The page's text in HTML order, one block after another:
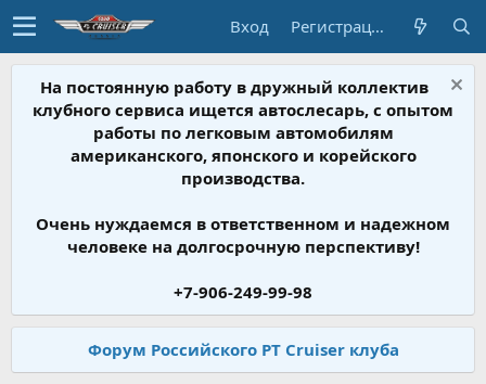
Вход Регистрация
На постоянную работу в дружный коллектив
клубного сервиса ищется автослесарь, с опытом
работы по легковым автомобилям
американского, японского и корейского
производства.
Очень нуждаемся в ответственном и надежном
человеке на долгосрочную перспективу!
+7-906-249-99-98
Форум Российского PT Cruiser клуба